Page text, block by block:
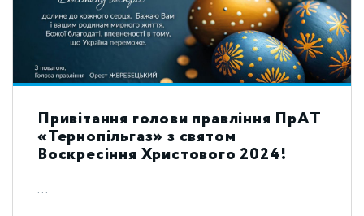
Привітання голови правління ПрАТ
«Тернопільгаз» з святом
Воскресіння Христового 2024!
...